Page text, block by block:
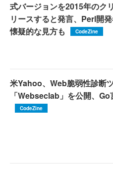
式バージョンを2015年のク
リースすると発言、Perl開
懐疑的な見方も
CodeZine
米Yahoo、Web脆弱性診断
「Webseclab」を公開、
CodeZine